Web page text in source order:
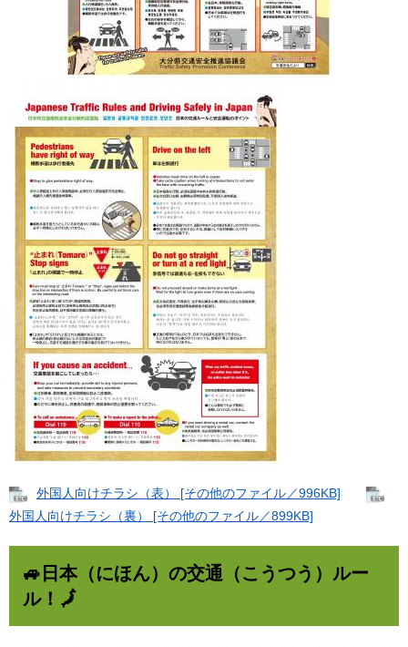
外国人向けチラシ（表） [その他のファイル／996KB]
外国人向けチラシ（裏） [その他のファイル／899KB]
🚙日本（にほん）の交通（こうつう）ルー
ル！🗾